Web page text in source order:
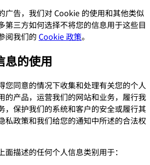
广告，我们对 Cookie 的使用和其他类似
第三方如何选择不将您的信息用于这些目
阅我们的 Cookie 政策。
息的使用
您同意的情况下收集和处理有关您的个人
的产品，运营我们的网站和业务，履行我
，保护我们的系统和客户的安全或履行其
私政策和我们给您的通知中所述的合法权
描述的任何个人信息类别用于：